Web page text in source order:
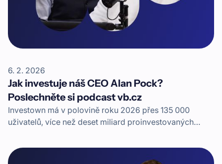
6. 2. 2026
Jak investuje náš CEO Alan Pock?
Poslechněte si podcast vb.cz
Investown má v polovině roku 2026 přes 135 000
uživatelů, více než deset miliard proinvestovaných
začátky? To vše prozradí v podcastu jeden ze
spoluzakladatelů a současný CEO, Alan Pock.